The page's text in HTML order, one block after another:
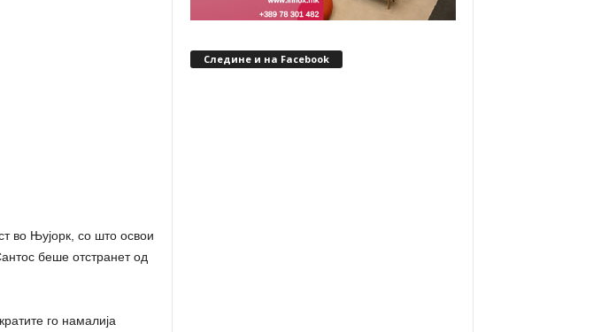
во Њујорк, со што освои
беше отстранет од
го намалија
Следине и на Facebook